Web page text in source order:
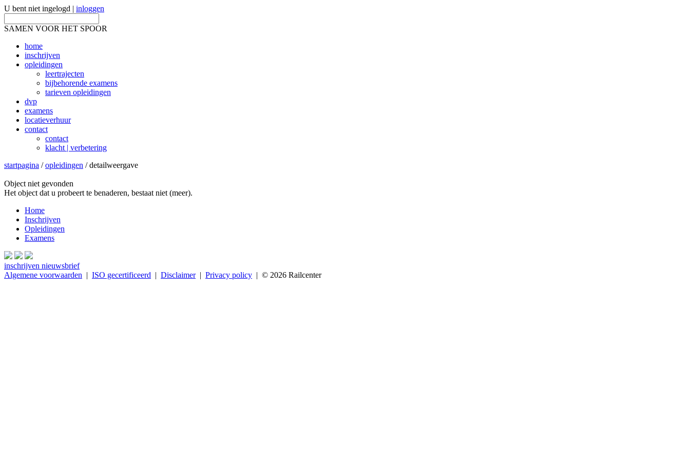
U bent niet ingelogd | inloggen
SAMEN VOOR HET SPOOR
home
inschrijven
opleidingen
leertrajecten
bijbehorende examens
tarieven opleidingen
dvp
examens
locatieverhuur
contact
contact
klacht | verbetering
startpagina /opleidingen / detailweergave
Object niet gevonden
Het object dat u probeert te benaderen, bestaat niet (meer).
Home
Inschrijven
Opleidingen
Examens
inschrijven nieuwsbrief
Algemene voorwaarden | ISO gecertificeerd | Disclaimer| Privacy policy | © 2026 Railcenter